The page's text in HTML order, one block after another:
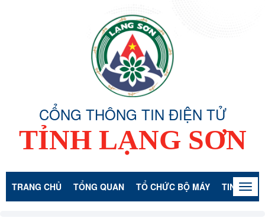
CỔNG THÔNG TIN ĐIỆN TỬ
TỈNH LẠNG SƠN
TRANG CHỦ TỔNG QUAN TỔ CHỨC BỘ MÁY TIN TỨC -